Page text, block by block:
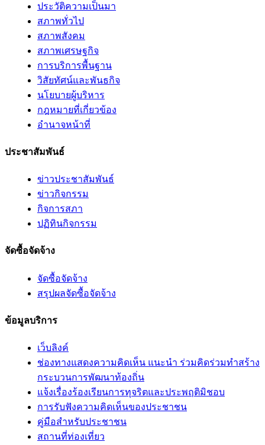
ประวัติความเป็นมา
สภาพทั่วไป
สภาพสังคม
สภาพเศรษฐกิจ
การบริการพื้นฐาน
วิสัยทัศน์และพันธกิจ
นโยบายผู้บริหาร
กฎหมายที่เกี่ยวข้อง
อํานาจหน้าที่
ประชาสัมพันธ์
ข่าวประชาสัมพันธ์
ข่าวกิจกรรม
กิจการสภา
ปฏิทินกิจกรรม
จัดซื้อจัดจ้าง
จัดซื้อจัดจ้าง
สรุปผลจัดซื้อจัดจ้าง
ข้อมูลบริการ
เว็บลิงค์
ช่องทางแสดงความคิดเห็น แนะนำ ร่วมคิดร่วมทำสร้าง
กระบวนการพัฒนาท้องถิ่น
แจ้งเรื่องร้องเรียนการทุจริตและประพฤติมิชอบ
การรับฟังความคิดเห็นของประชาชน
คู่มือสำหรับประชาชน
สถานที่ท่องเที่ยว